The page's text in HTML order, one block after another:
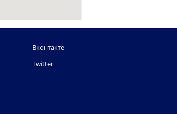
Вконтакте
Twitter